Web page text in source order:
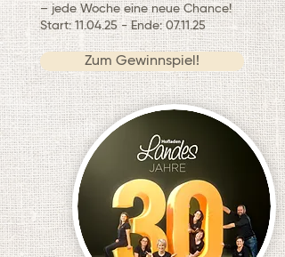
– jede Woche eine neue Chance!
Start: 11.04.25 - Ende: 07.11.25
Zum Gewinnspiel!